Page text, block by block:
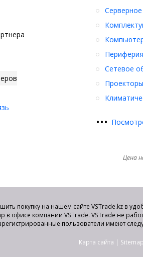
Сетевое
Проекторы
•••
Цена
покупку на нашем сайте VSTrade.kz в
в офисе компании VSTrade. VSTrade не
пользователи имеют
Карта сайта | Sitemap